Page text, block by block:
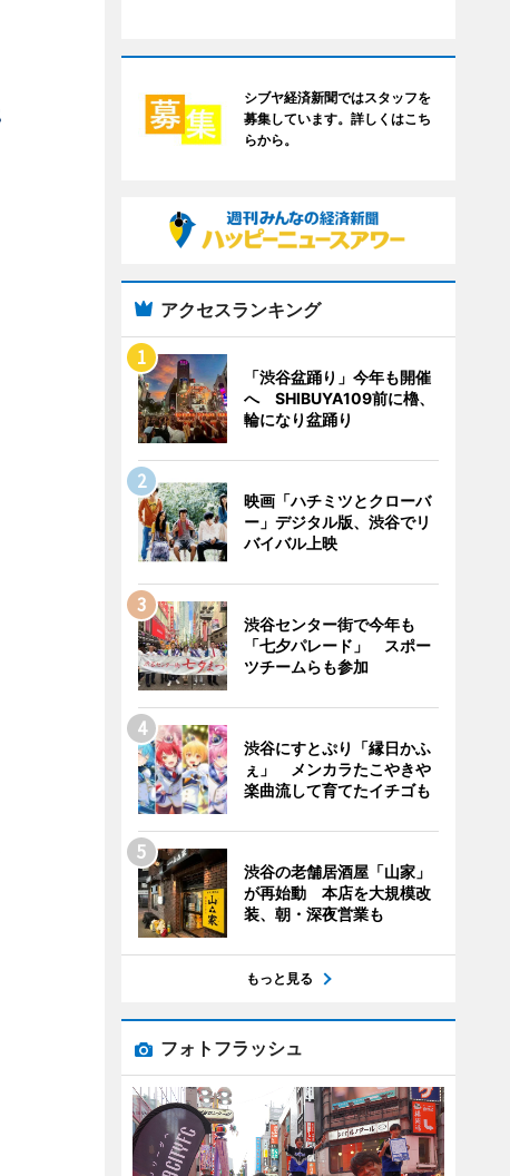
シブヤ経済新聞ではスタッフを
募集しています。詳しくはこち
らから。
アクセスランキング
「渋谷盆踊り」今年も開催
へ SHIBUYA109前に櫓、
輪になり盆踊り
映画「ハチミツとクローバ
ー」デジタル版、渋谷でリ
バイバル上映
渋谷センター街で今年も
「七夕パレード」 スポー
ツチームらも参加
渋谷にすとぷり「縁日かふ
ぇ」 メンカラたこやきや
楽曲流して育てたイチゴも
渋谷の老舗居酒屋「山家」
が再始動 本店を大規模改
装、朝・深夜営業も
もっと見る
フォトフラッシュ